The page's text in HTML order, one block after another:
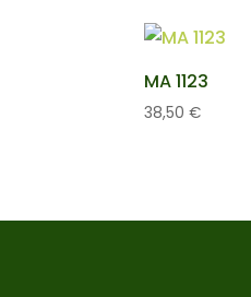
MA 1123
38,50 €